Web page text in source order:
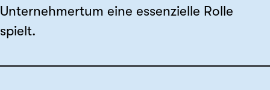
Unternehmertum eine essenzielle Rolle
spielt.